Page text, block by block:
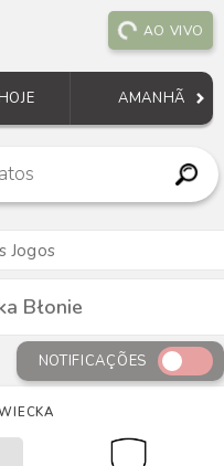
AO VIVO
AMANHÃ
Jogos
Błonie
NOTIFICAÇÕES